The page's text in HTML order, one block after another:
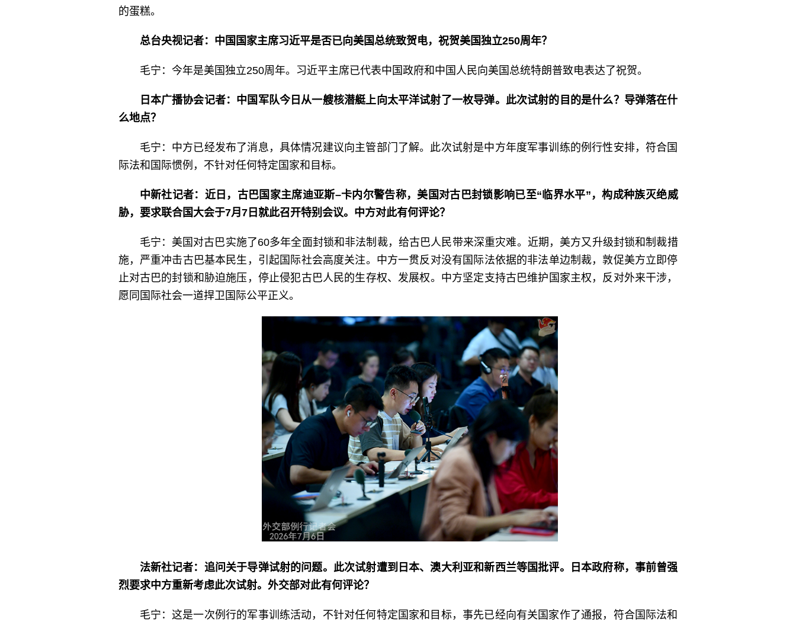
的蛋糕。
总台央视记者：中国国家主席习近平是否已向美国总统致贺电，祝贺美国独立250周年？
毛宁：今年是美国独立250周年。习近平主席已代表中国政府和中国人民向美国总统特朗普致电表达了祝贺。
日本广播协会记者：中国军队今日从一艘核潜艇上向太平洋试射了一枚导弹。此次试射的目的是什么？导弹落在什
么地点？
毛宁：中方已经发布了消息，具体情况建议向主管部门了解。此次试射是中方年度军事训练的例行性安排，符合国
际法和国际惯例，不针对任何特定国家和目标。
中新社记者：近日，古巴国家主席迪亚斯–卡内尔警告称，美国对古巴封锁影响已至“临界水平”，构成种族灭绝威
胁，要求联合国大会于7月7日就此召开特别会议。中方对此有何评论？
毛宁：美国对古巴实施了60多年全面封锁和非法制裁，给古巴人民带来深重灾难。近期，美方又升级封锁和制裁措
施，严重冲击古巴基本民生，引起国际社会高度关注。中方一贯反对没有国际法依据的非法单边制裁，敦促美方立即停
止对古巴的封锁和胁迫施压，停止侵犯古巴人民的生存权、发展权。中方坚定支持古巴维护国家主权，反对外来干涉，
愿同国际社会一道捍卫国际公平正义。
法新社记者：追问关于导弹试射的问题。此次试射遭到日本、澳大利亚和新西兰等国批评。日本政府称，事前曾强
烈要求中方重新考虑此次试射。外交部对此有何评论？
毛宁：这是一次例行的军事训练活动，不针对任何特定国家和目标，事先已经向有关国家作了通报，符合国际法和